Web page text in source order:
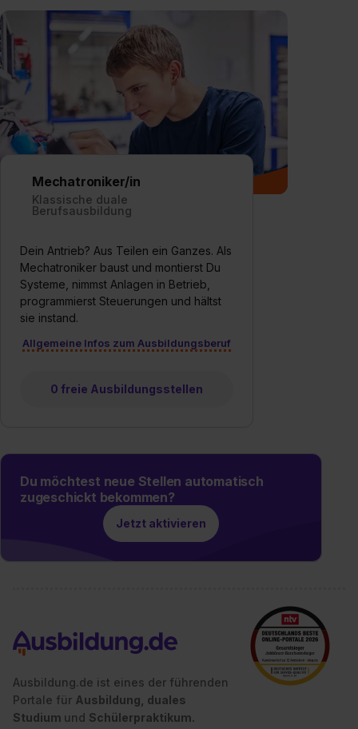
Mechatroniker/in
Klassische duale
Berufsausbildung
Dein Antrieb? Aus Teilen ein Ganzes. Als
Mechatroniker baust und montierst Du
Systeme, nimmst Anlagen in Betrieb,
programmierst Steuerungen und hältst
sie instand.
Allgemeine Infos zum Ausbildungsberuf
0 freie Ausbildungsstellen
Du möchtest neue Stellen automatisch
zugeschickt bekommen?
Jetzt aktivieren
Ausbildung.de ist eines der führenden
Portale für Ausbildung, duales
Studium und Schülerpraktikum.